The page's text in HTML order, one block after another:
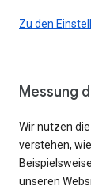
Zu den
Messung
Wir nutzen
verstehen,
unseren